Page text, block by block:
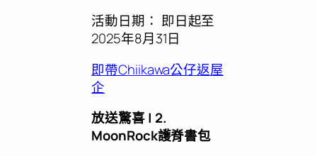
活動日期： 即日起至
2025年8月31日
即帶Chiikawa公仔返屋
企
放送驚喜| 2.
MoonRock護脊書包